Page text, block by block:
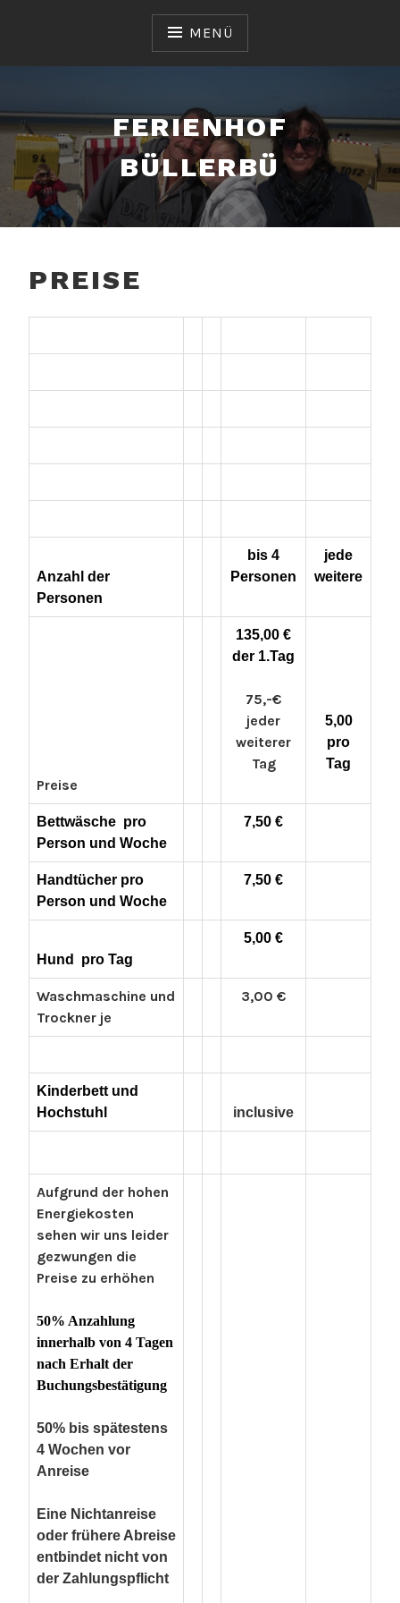
MENÜ
FERIENHOF
BÜLLERBÜ
PREISE
Anzahl der
Personen
bis 4
Personen
jede
weitere
Preise
135,00 €
der 1.Tag
75,-€
jeder
weiterer
Tag
5,00
pro
Tag
Bettwäsche pro
Person und Woche
7,50 €
Handtücher pro
Person und Woche
7,50 €
Hund pro Tag
5,00 €
Waschmaschine und
Trockner je
3,00 €
Kinderbett und
Hochstuhl
inclusive
Aufgrund der hohen
Energiekosten
sehen wir uns leider
gezwungen die
Preise zu erhöhen
50% Anzahlung
innerhalb von 4 Tagen
nach Erhalt der
Buchungsbestätigung
50% bis spätestens
4 Wochen vor
Anreise
Eine Nichtanreise
oder frühere Abreise
entbindet nicht von
der Zahlungspflicht